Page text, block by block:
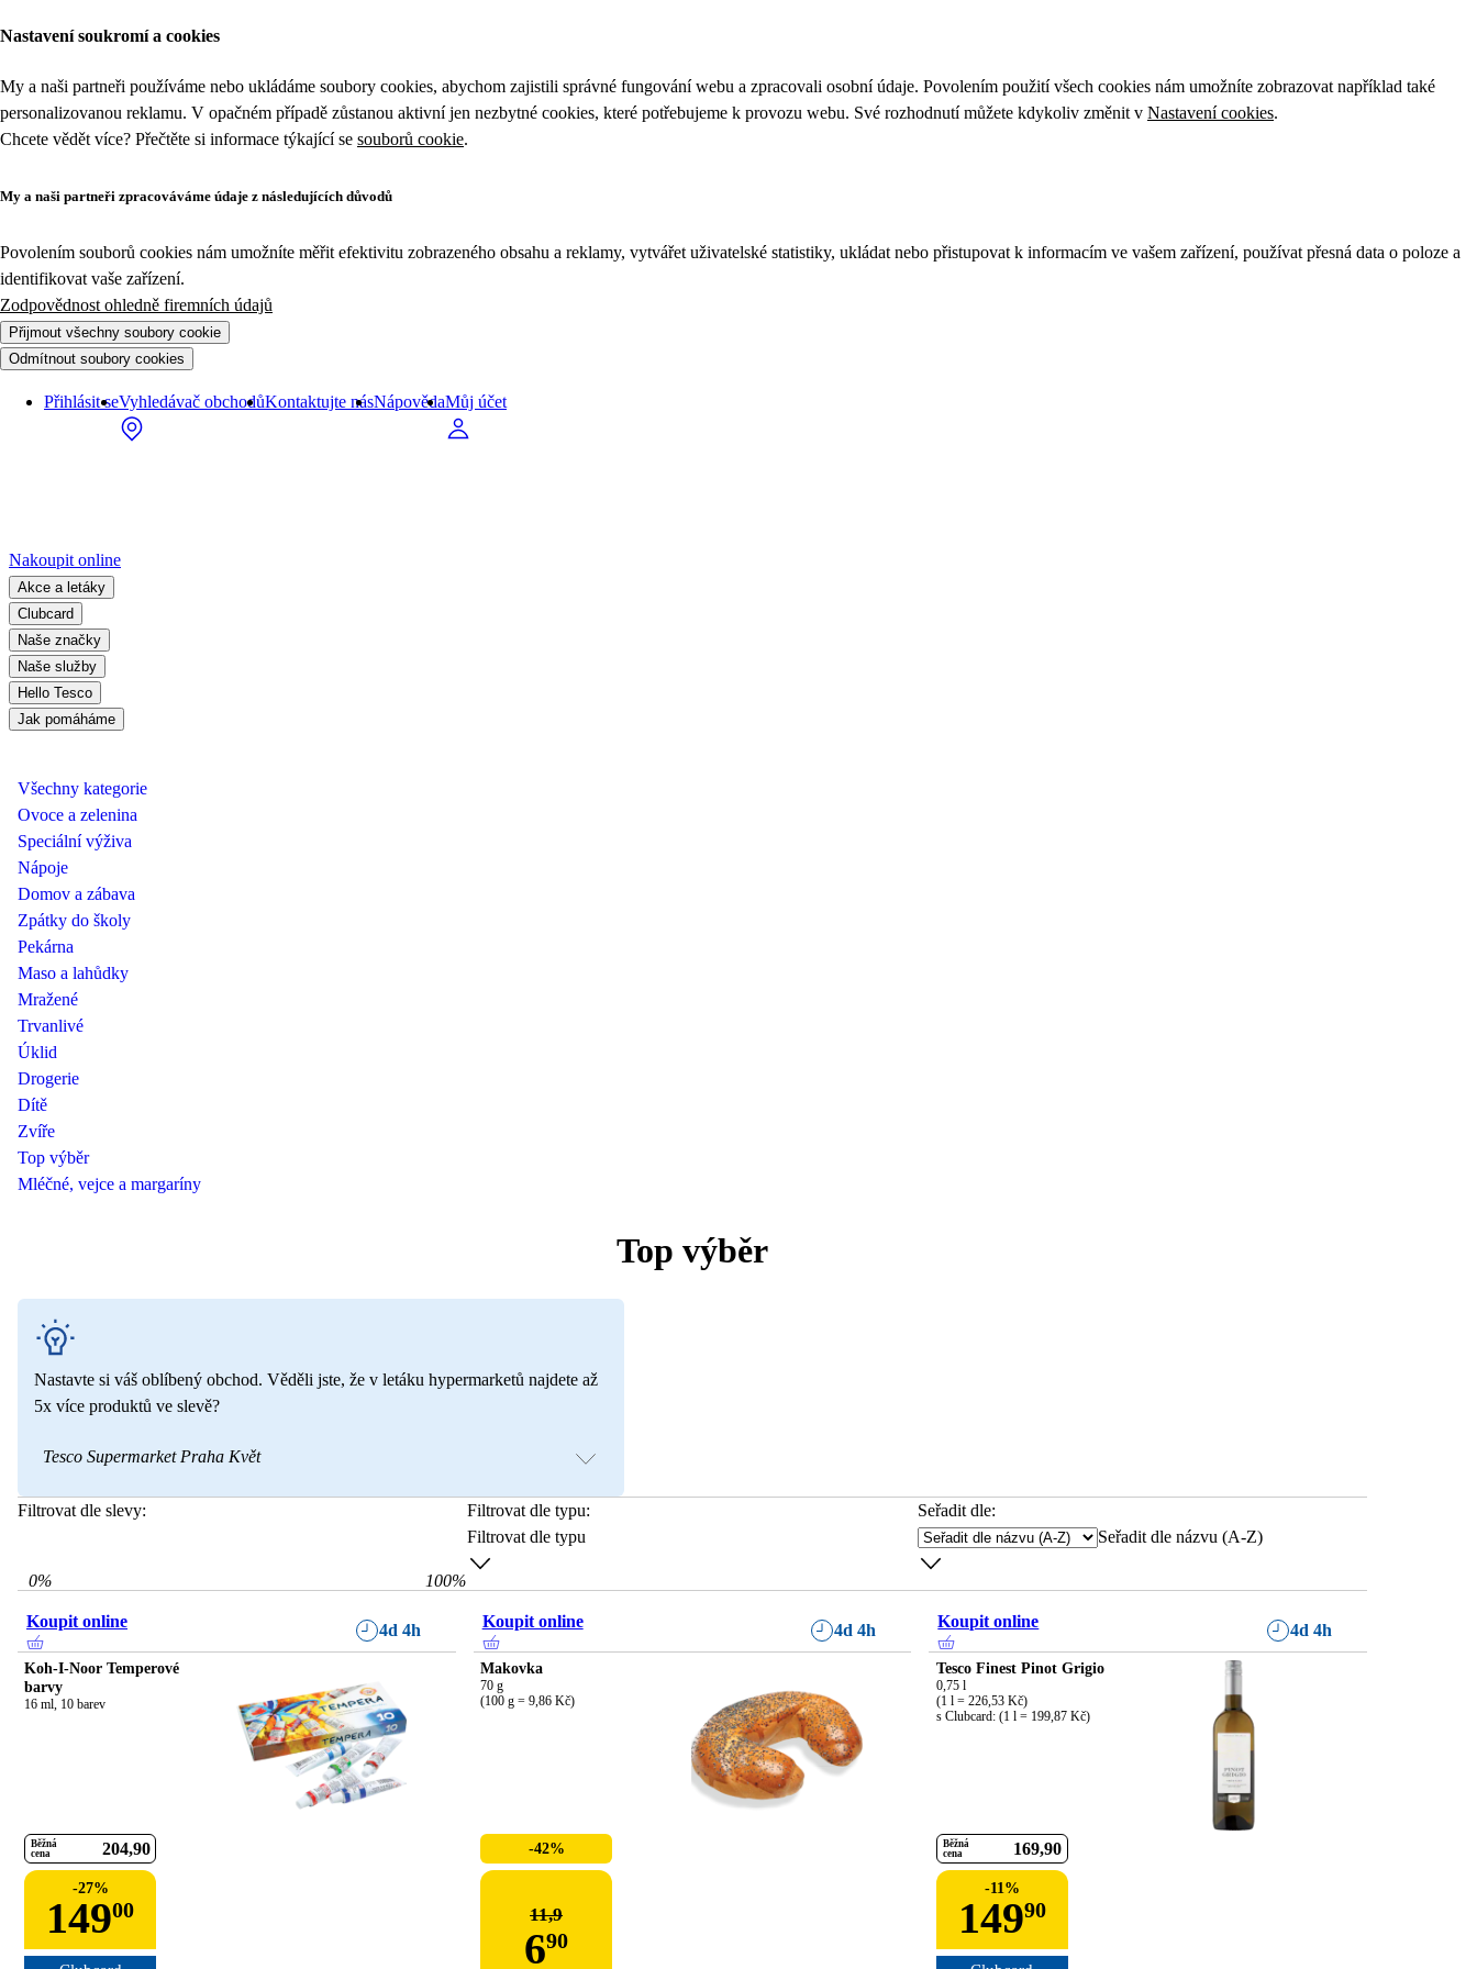
Nastavení soukromí a cookies
My a naši partneři používáme nebo ukládáme soubory cookies, abychom zajistili správné fungování webu a zpracovali osobní údaje. Povolením použití všech cookies nám umožníte zobrazovat například také
personalizovanou reklamu. V opačném případě zůstanou aktivní jen nezbytné cookies, které potřebujeme k provozu webu. Své rozhodnutí můžete kdykoliv změnit v Nastavení cookies.
Chcete vědět více? Přečtěte si informace týkající se souborů cookie.
My a naši partneři zpracováváme údaje z následujících důvodů
Povolením souborů cookies nám umožníte měřit efektivitu zobrazeného obsahu a reklamy, vytvářet uživatelské statistiky, ukládat nebo přistupovat k informacím ve vašem zařízení, používat přesná data o poloze a
identifikovat vaše zařízení.
Zodpovědnost ohledně firemních údajů
Přijmout všechny soubory cookie
Odmítnout soubory cookies
Přihlásit seVyhledávač obchodůKontaktujte násNápovědaMůj účet
Nakoupit online
Akce a letáky
Clubcard
Naše značky
Naše služby
Hello Tesco
Jak pomáháme
Všechny kategorie
Ovoce a zelenina
Speciální výživa
Nápoje
Domov a zábava
Zpátky do školy
Pekárna
Maso a lahůdky
Mražené
Trvanlivé
Úklid
Drogerie
Dítě
Zvíře
Top výběr
Mléčné, vejce a margaríny
Top výběr
Nastavte si váš oblíbený obchod. Věděli jste, že v letáku hypermarketů najdete až
5x více produktů ve slevě?
Tesco Supermarket Praha Květ
Filtrovat dle slevy:
0% 100%
Filtrovat dle typu:
Filtrovat dle typu
Seřadit dle:
Seřadit dle názvu (A-Z)
Koupit online 4d 4h
Koh-I-Noor Temperové
barvy
16 ml, 10 barev
Běžná
cena
204 90
-27%
14900
Koupit online 4d 4h
Makovka
70 g
(100 g = 9,86 Kč)
-42%
11,9
690
Koupit online 4d 4h
Tesco Finest Pinot Grigio
0,75 l
(1 l = 226,53 Kč)
s Clubcard: (1 l = 199,87 Kč)
Běžná
cena
169 90
-11%
14990